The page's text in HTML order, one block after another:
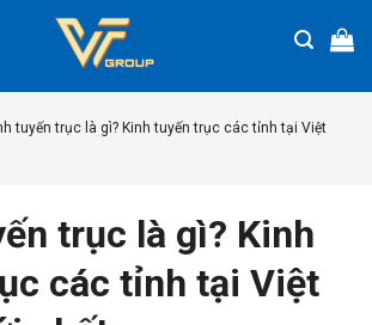
tuyến trục là gì? Kinh tuyến trục các tỉnh tại Việt
trục là gì? Kinh
các tỉnh tại Việt